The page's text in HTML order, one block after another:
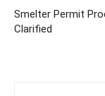
Smelter Permit
Clarified